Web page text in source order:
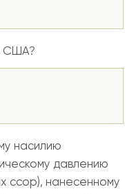
США?
насилию
давлению
ссор), нанесенному